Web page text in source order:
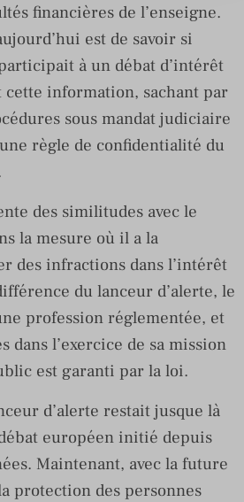
financières de l’enseigne.
est de savoir si
à un débat d’intérêt
information, sachant par
sous mandat judiciaire
règle de confidentialité du
des similitudes avec le
la mesure où il a la
des infractions dans l’intérêt
du lanceur d’alerte, le
profession réglementée, et
dans l’exercice de sa mission
est garanti par la loi.
d’alerte restait jusque là
européen initié depuis
Maintenant, avec la future
protection des personnes